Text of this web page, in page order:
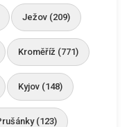
Ježov (209)
Kroměříž (771)
Kyjov (148)
(123)